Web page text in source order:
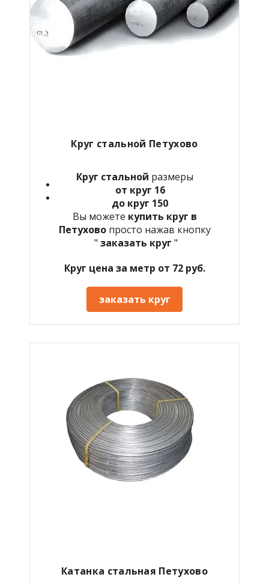
Круг стальной Петухово
Круг стальной размеры
от круг 16
до круг 150
Вы можете купить круг в
Петухово просто нажав кнопку
" заказать круг "
Круг цена за метр от 72 руб.
заказать круг
Катанка стальная Петухово